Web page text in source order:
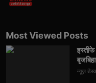
Most Viewed Posts
न्यूज़